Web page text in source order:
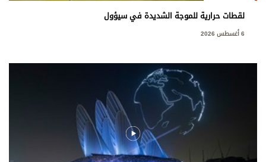
لقطات حرارية للموجة الشديدة في سيؤول
6 أغسطس 2026